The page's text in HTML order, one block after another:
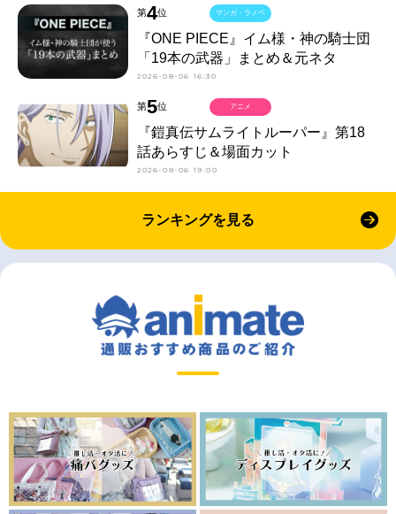
第4位
『ONE PIECE』イム様・神の騎士団
「19本の武器」まとめ＆元ネタ
2026-08-06 16:30
マンガ・ラノベ
第5位
『鎧真伝サムライトルーパー』第18
話あらすじ＆場面カット
2026-08-06 19:00
アニメ
ランキングを見る